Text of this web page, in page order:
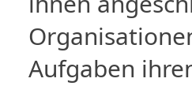
Aufgaben